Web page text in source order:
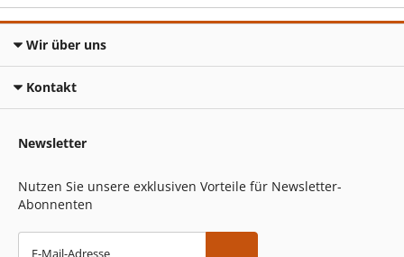
Wir über uns
Kontakt
Newsletter
Nutzen Sie unsere exklusiven Vorteile für Newsletter-
Abonnenten
E-Mail-Adresse